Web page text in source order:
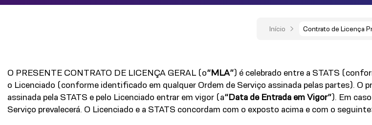
Início Contrato de Licença
O PRESENTE CONTRATO DE LICENÇA GERAL (o“MLA”) é celebrado entre a STATS
o Licenciado (conforme identificado em qualquer Ordem de Serviço assinada pelas partes). O
assinada pela STATS e pelo Licenciado entrar em vigor (a“Data de Entrada em Vigor”). Em
Serviço prevalecerá. O Licenciado e a STATS concordam com o exposto acima e com o seguinte: